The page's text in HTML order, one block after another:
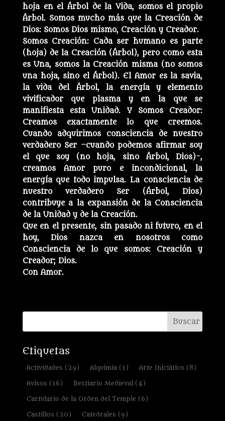
hoja en el Árbol de la Vida, somos el propio
Árbol. Somos mucho más que la Creación de
Dios: Somos Dios mismo, Creación y Creador.
Somos Creación: Cada ser humano es parte
(hoja) de la Creación (Árbol), pero como esta
es Una, somos la Creación misma (no somos
una hoja, sino el Árbol). El Amor es la savia,
la vida del Árbol, la energía y elemento
vivificador que plasma y en la que se
manifiesta esta Unidad. Y Somos Creador:
Creamos exactamente lo que creemos.
Cuando adquirimos consciencia de nuestro
verdadero Ser –cuando podemos afirmar soy
el que soy (no hoja, sino Árbol, Dios)-,
creamos Amor puro e incondicional, la
energía que todo impulsa. La consciencia de
nuestro verdadero Ser (Árbol, Dios)
contribuye a la expansión de la Consciencia
de la Unidad y de la Creación.
Que en el presente, sin pasado ni futuro, en el
hoy, Dios nazca en nosotros como
Consciencia de lo que somos: Creación y
Creador; Dios.
Con Amor.
Etiquetas
Actividades (29) Alquimia(1) Arte Iniciático (8)
Avisos (16) Bestiario Medieval(4)
Cartulario de la Orden del Temple (6)
Castillos (20) Catedrales (9)